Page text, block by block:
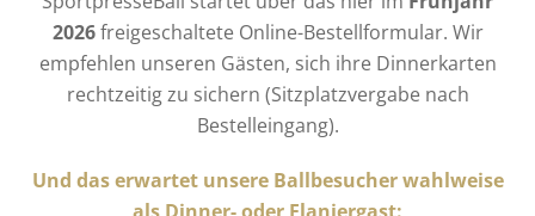
2026freigeschaltete Online-Bestellformular. Wir
empfehlen unseren Gästen, sich ihre Dinnerkarten
rechtzeitig zu sichern (Sitzplatzvergabe nach
Bestelleingang).
Und das erwartet unsere Ballbesucher wahlweise